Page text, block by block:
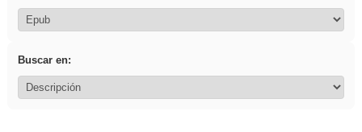
Buscar en: